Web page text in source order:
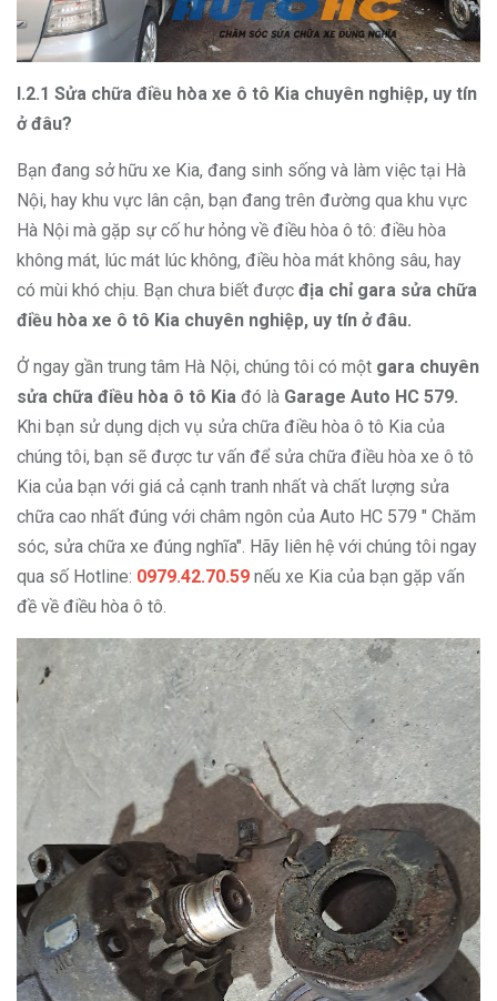
I.2.1 Sửa chữa điều hòa xe ô tô Kia chuyên nghiệp, uy tín
ở đâu?
Bạn đang sở hữu xe Kia, đang sinh sống và làm việc tại Hà
Nội, hay khu vực lân cận, bạn đang trên đường qua khu vực
Hà Nội mà gặp sự cố hư hỏng về điều hòa ô tô: điều hòa
không mát, lúc mát lúc không, điều hòa mát không sâu, hay
có mùi khó chịu. Bạn chưa biết được địa chỉ gara sửa chữa
điều hòa xe ô tô Kia chuyên nghiệp, uy tín ở đâu.
Ở ngay gần trung tâm Hà Nội, chúng tôi có một gara chuyên
sửa chữa điều hòa ô tô Kia đó là Garage Auto HC 579.
Khi bạn sử dụng dịch vụ sửa chữa điều hòa ô tô Kia của
chúng tôi, bạn sẽ được tư vấn để sửa chữa điều hòa xe ô tô
Kia của bạn với giá cả cạnh tranh nhất và chất lượng sửa
chữa cao nhất đúng với châm ngôn của Auto HC 579 " Chăm
sóc, sửa chữa xe đúng nghĩa". Hãy liên hệ với chúng tôi ngay
qua số Hotline: 0979.42.70.59 nếu xe Kia của bạn gặp vấn
đề về điều hòa ô tô.